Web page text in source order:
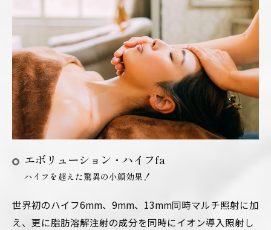
エボリューション・ハイフfa
ハイフを超えた驚異の小顔効果！
世界初のハイフ6mm、9mm、13mm同時マルチ照射に加
え、更に脂肪溶解注射の成分を同時にイオン導入照射し